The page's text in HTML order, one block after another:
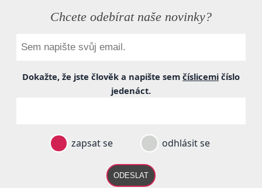
Chcete odebírat naše novinky?
Dokažte, že jste člověk a napište sem číslicemi číslo
jedenáct.
zapsat se odhlásit se
ODESLAT